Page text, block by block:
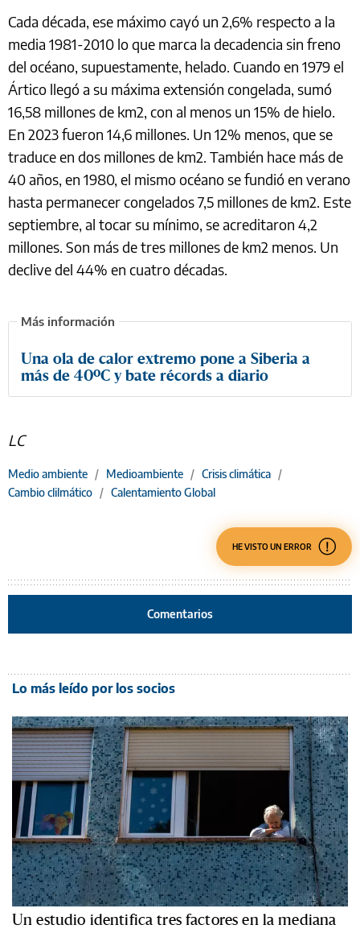
Cada década, ese máximo cayó un 2,6% respecto a la
media 1981-2010 lo que marca la decadencia sin freno
del océano, supuestamente, helado. Cuando en 1979 el
Ártico llegó a su máxima extensión congelada, sumó
16,58 millones de km2, con al menos un 15% de hielo.
En 2023 fueron 14,6 millones. Un 12% menos, que se
traduce en dos millones de km2. También hace más de
40 años, en 1980, el mismo océano se fundió en verano
hasta permanecer congelados 7,5 millones de km2. Este
septiembre, al tocar su mínimo, se acreditaron 4,2
millones. Son más de tres millones de km2 menos. Un
declive del 44% en cuatro décadas.
Una ola de calor extremo pone a Siberia a
más de 40ºC y bate récords a diario
LC
Medio ambiente / Medioambiente / Crisis climática /
Cambio clilmático / Calentamiento Global
HE VISTO UN ERROR
Comentarios
Lo más leído por los socios
Un estudio identifica tres factores en la mediana